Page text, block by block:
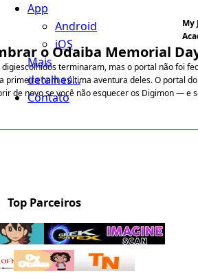
App
Android
iOS
Mais
detalhes...
Contato
My
o Odaiba Memorial
terminaram, mas o portal não foi
primeira nem a última aventura deles. O portal do
de novo se você não esquecer os Digimon — e
Top Parceiros